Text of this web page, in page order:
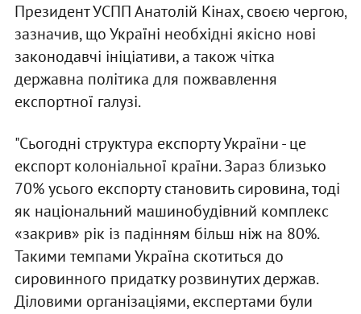
Президент УСПП Анатолій Кінах, своєю чергою,
зазначив, що Україні необхідні якісно нові
законодавчі ініціативи, а також чітка
державна політика для пожвавлення
експортної галузі.
"Сьогодні структура експорту України - це
експорт колоніальної країни. Зараз близько
70% усього експорту становить сировина, тоді
як національний машинобудівний комплекс
«закрив» рік із падінням більш ніж на 80%.
Такими темпами Україна скотиться до
сировинного придатку розвинутих держав.
Діловими організаціями, експертами були